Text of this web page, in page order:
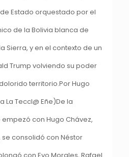
Estado orquestado por el
de la Bolivia blanca de
Sierra, y en el contexto de un
Trump volviendo su poder
territorio.Por Hugo
La Teccl@ Eñe)De la
con Hugo Chávez,
se consolidó con Néstor